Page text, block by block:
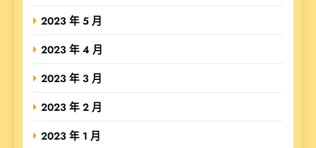
2023 年 5 月
2023 年 4 月
2023 年 3 月
2023 年 2 月
2023 年 1 月